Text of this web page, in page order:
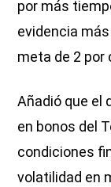
por más
evidencia
meta de 2 por
Añadió que el
en bonos del
condiciones
volatilidad en